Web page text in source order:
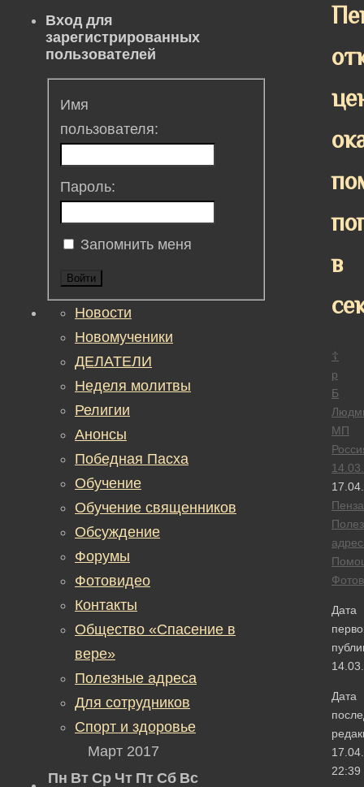
в
☦
р
Б
МП
Пенза
Дата
Дата
22:39
Вход для
зарегистрированных
пользователей
Имя
пользователя:
Пароль:
Запомнить меня
Войти
Новости
Новомученики
ДЕЛАТЕЛИ
Неделя молитвы
Религии
Анонсы
Победная Пасха
Обучение
Обучение священников
Обсуждение
Форумы
Фотовидео
Контакты
Общество «Спасение в
вере»
Полезные адреса
Для сотрудников
Спорт и здоровье
Март 2017
Пн Вт Ср Чт Пт Сб Вс